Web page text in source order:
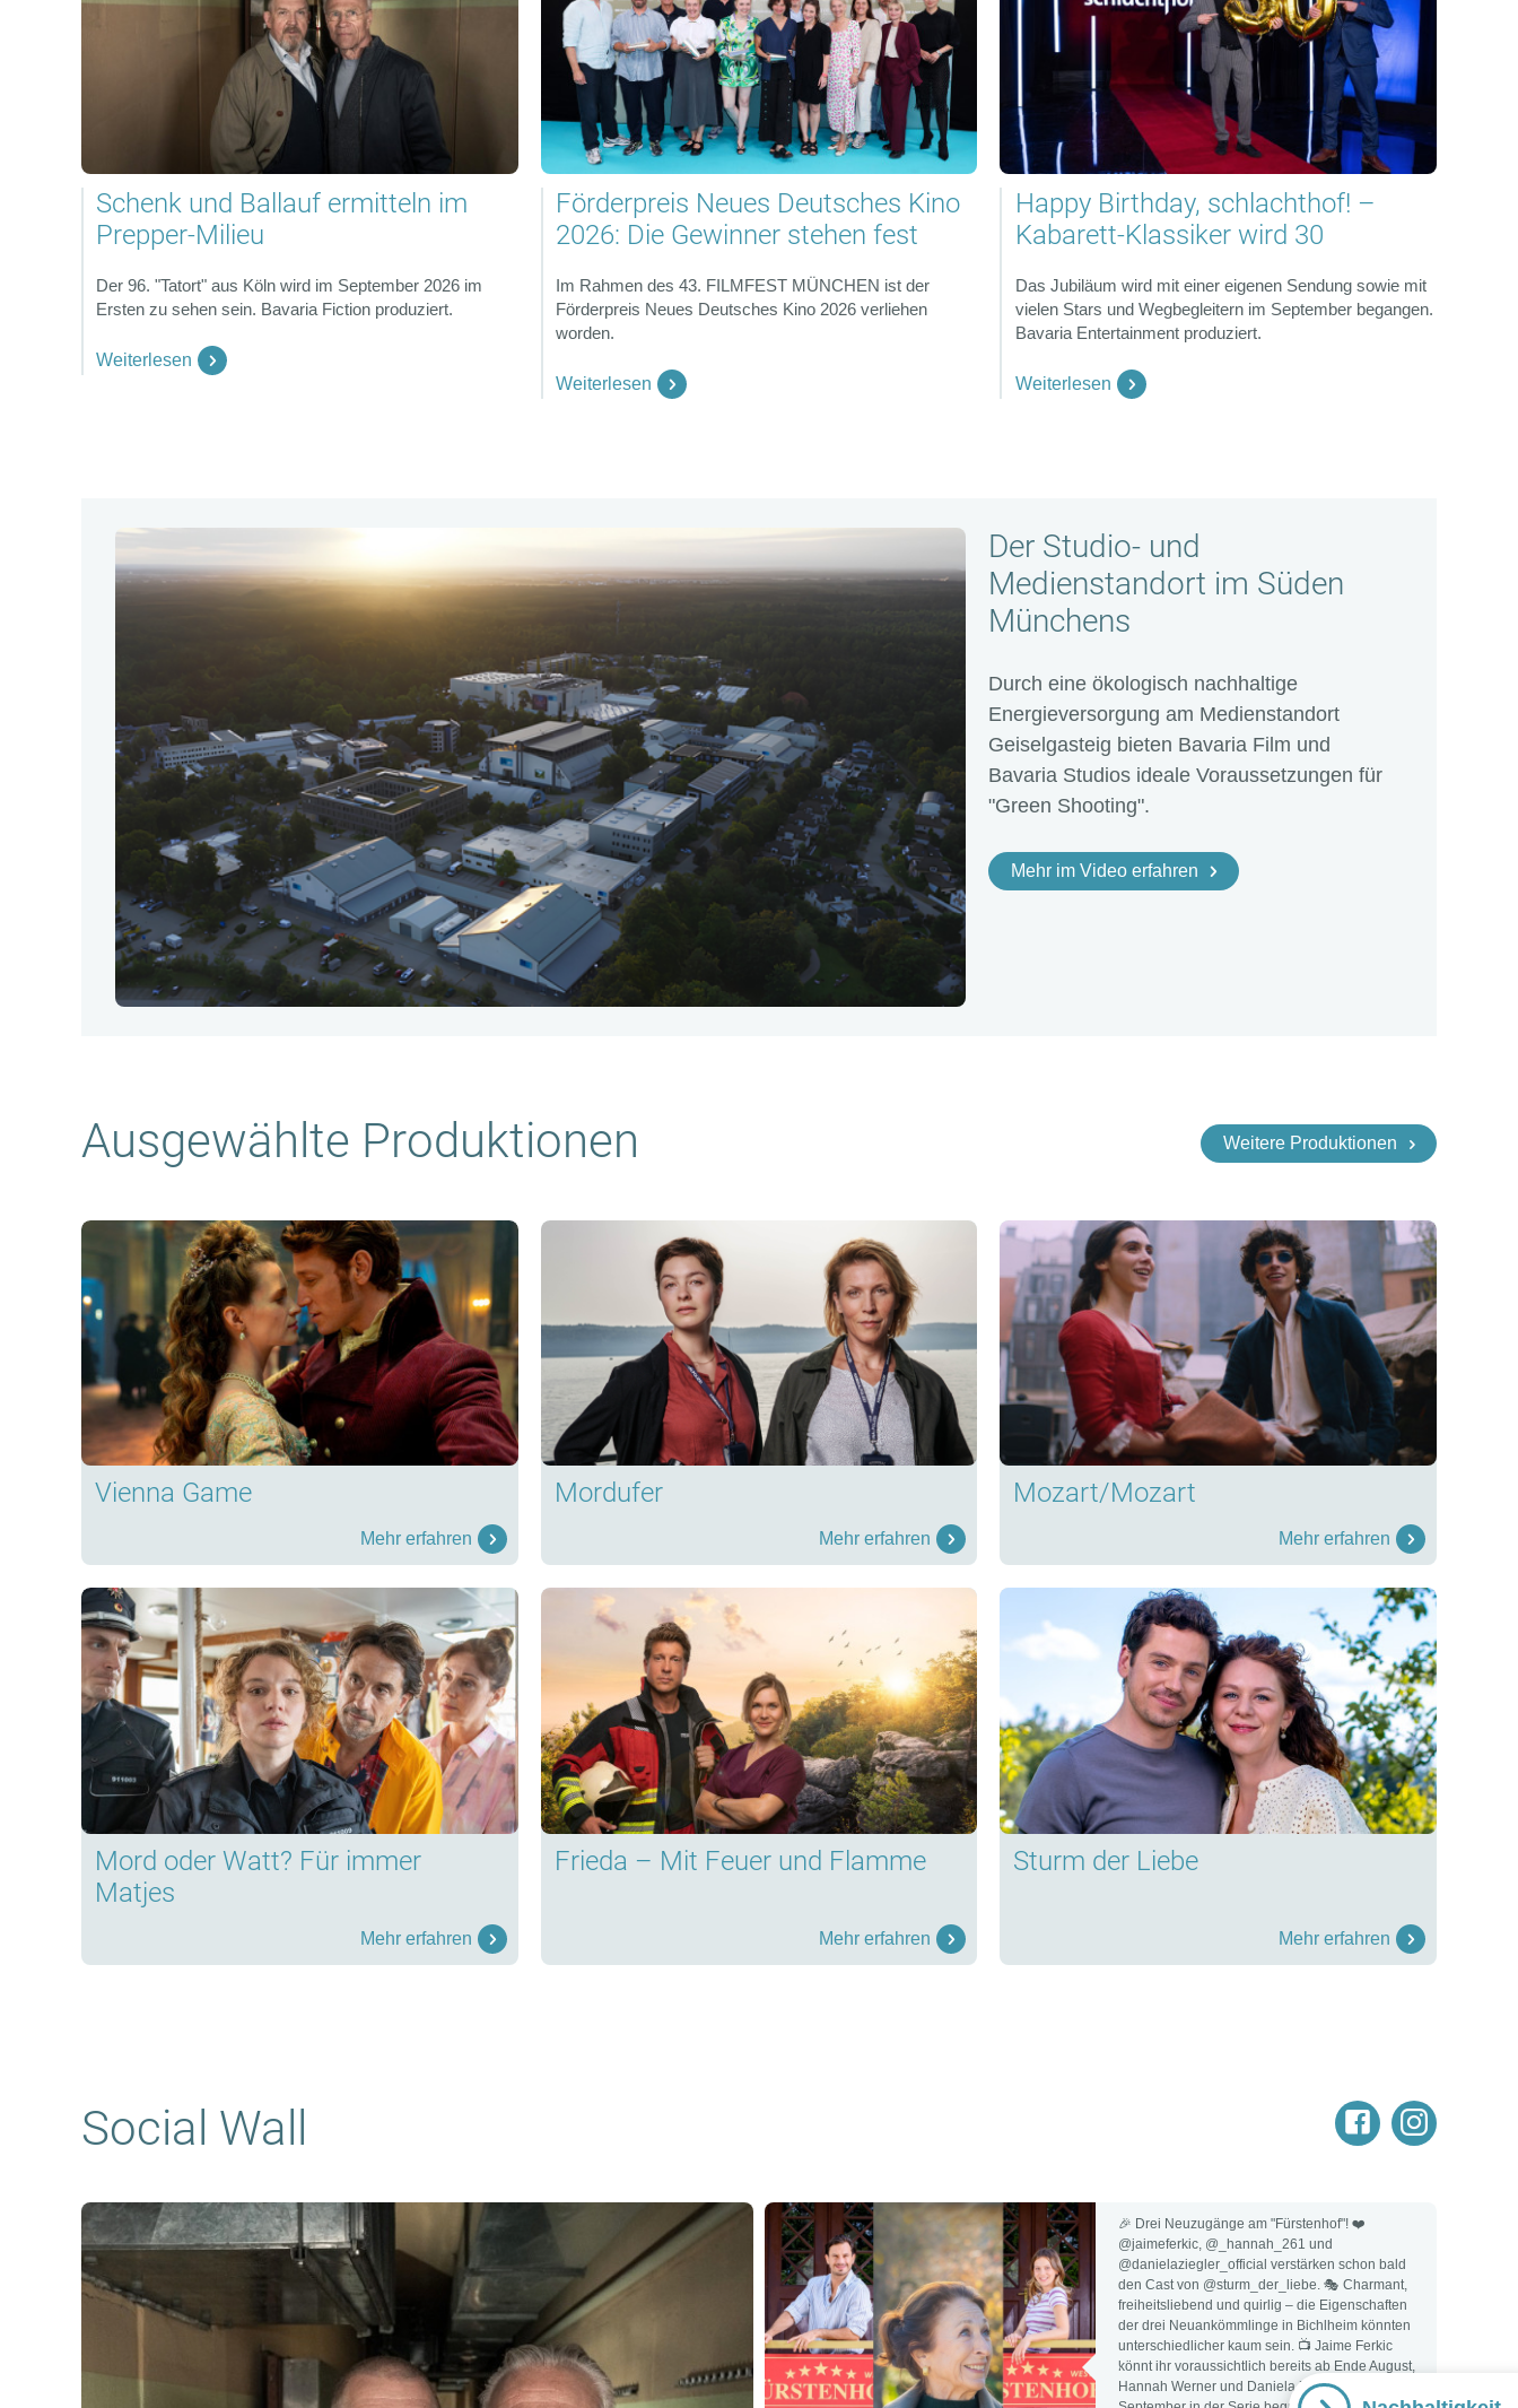
Schenk und Ballauf ermitteln im
Prepper-Milieu
Der 96. "Tatort" aus Köln wird im September 2026 im
Ersten zu sehen sein. Bavaria Fiction produziert.
Weiterlesen
Förderpreis Neues Deutsches Kino
2026: Die Gewinner stehen fest
Im Rahmen des 43. FILMFEST MÜNCHEN ist der
Förderpreis Neues Deutsches Kino 2026 verliehen
worden.
Weiterlesen
Happy Birthday, schlachthof! –
Kabarett-Klassiker wird 30
Das Jubiläum wird mit einer eigenen Sendung sowie mit
vielen Stars und Wegbegleitern im September begangen.
Bavaria Entertainment produziert.
Weiterlesen
Der Studio- und
Medienstandort im Süden
Münchens
Durch eine ökologisch nachhaltige
Energieversorgung am Medienstandort
Geiselgasteig bieten Bavaria Film und
Bavaria Studios ideale Voraussetzungen für
"Green Shooting".
Mehr im Video erfahren
Ausgewählte Produktionen Weitere Produktionen
Vienna Game
Mehr erfahren
Mordufer
Mehr erfahren
Mozart/Mozart
Mehr erfahren
Mord oder Watt? Für immer
Matjes
Mehr erfahren
Frieda – Mit Feuer und Flamme
Mehr erfahren
Sturm der Liebe
Mehr erfahren
Social Wall
🎉 Drei Neuzugänge am "Fürstenhof"! ❤️
@jaimeferkic, @_hannah_261 und
@danielaziegler_official verstärken schon bald
den Cast von @sturm_der_liebe. 🎭 Charmant,
freiheitsliebend und quirlig – die Eigenschaften
der drei Neuankömmlinge in Bichlheim könnten
unterschiedlicher kaum sein. 📺 Jaime Ferkic
könnt ihr voraussichtlich bereits ab Ende August,
Hannah Werner und Daniela Ziegler ab Mitte